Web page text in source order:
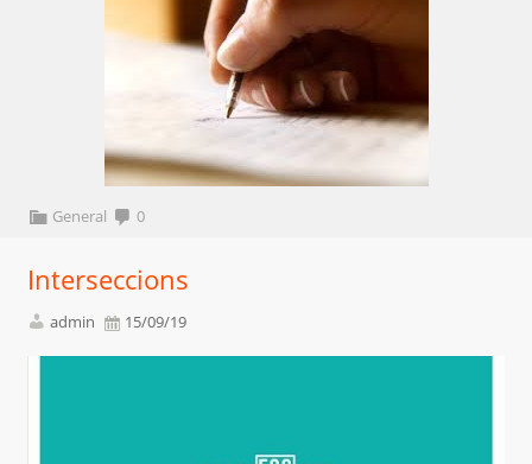
General 0
Interseccions
admin 15/09/19